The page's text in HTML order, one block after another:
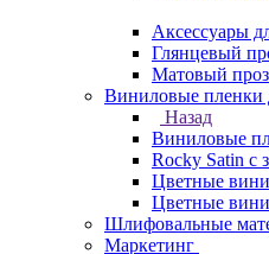
Аксессуары
Глянцевый
Матовый
Виниловые пленки
Назад
Виниловые
Rocky Satin с
Цветные
Цветные
Шлифовальные
Маркетинг